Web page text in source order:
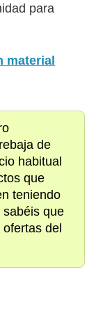
para
material
de
habitual
que
teniendo
sabéis que
del